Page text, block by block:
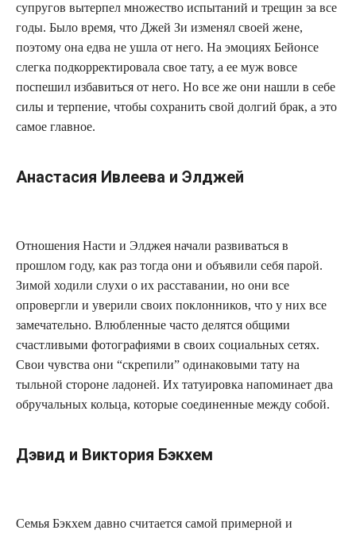
супругов вытерпел множество испытаний и трещин за все
годы. Было время, что Джей Зи изменял своей жене,
поэтому она едва не ушла от него. На эмоциях Бейонсе
слегка подкорректировала свое тату, а ее муж вовсе
поспешил избавиться от него. Но все же они нашли в себе
силы и терпение, чтобы сохранить свой долгий брак, а это
самое главное.
Анастасия Ивлеева и Элджей
Отношения Насти и Элджея начали развиваться в
прошлом году, как раз тогда они и объявили себя парой.
Зимой ходили слухи о их расставании, но они все
опровергли и уверили своих поклонников, что у них все
замечательно. Влюбленные часто делятся общими
счастливыми фотографиями в своих социальных сетях.
Свои чувства они “скрепили” одинаковыми тату на
тыльной стороне ладоней. Их татуировка напоминает два
обручальных кольца, которые соединенные между собой.
Дэвид и Виктория Бэкхем
Семья Бэкхем давно считается самой примерной и